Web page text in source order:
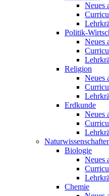
Neues
Politik-
Neues
Religion
Neues
Erdkunde
Neues
Biologie
Neues
Chemie